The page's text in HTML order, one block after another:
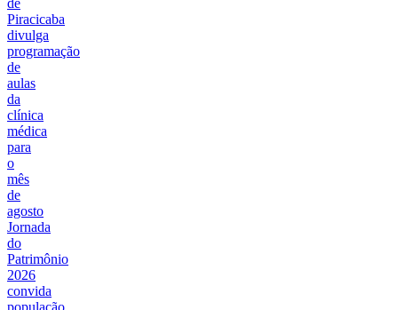
de
Piracicaba
divulga
programação
de
aulas
da
clínica
médica
para
o
mês
de
agosto
Jornada
do
Patrimônio
2026
convida
população